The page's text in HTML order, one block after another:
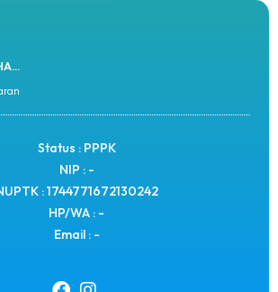
Status : PPPK
NIP : -
: 1744771672130242
HP/WA : -
Email : -